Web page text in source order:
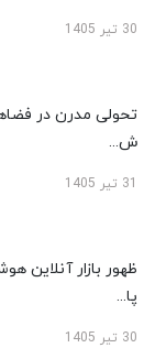
30 تیر 1405
تحولی مدرن در
ش...
ظهور بازار آنلاین
پا...
30 تیر 1405